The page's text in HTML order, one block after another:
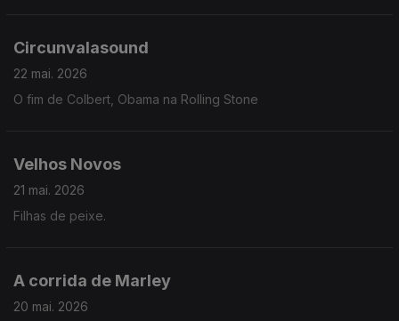
Circunvalasound
22 mai. 2026
O fim de Colbert, Obama na Rolling Stone
Velhos Novos
21 mai. 2026
Filhas de peixe.
A corrida de Marley
20 mai. 2026